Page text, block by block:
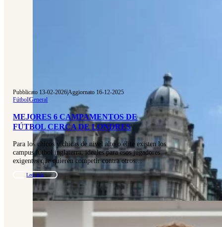
Pubblicato 13-02-2026|Aggiornato 16-12-2025
Fútbol|General
MEJORES 6 CAMPAMENTOS DE
FÚTBOL CERCA DE LONDRES
Para los chicos y chicas de nivel alto o élite existen los
campus fútbol inglaterra, ideales para esos jugadores
exigentes que quieren competir contra otros…
Leer más